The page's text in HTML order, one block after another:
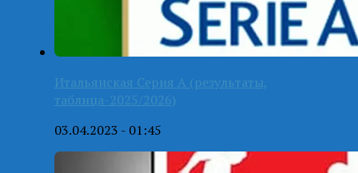
Итальянская Серия А (результаты,
таблица-2025/2026)
03.04.2023 - 01:45